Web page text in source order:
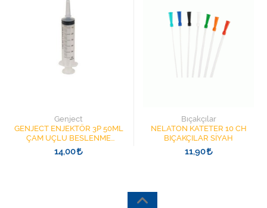
Genject
GENJECT ENJEKTÖR 3P 50ML
ÇAM UÇLU BESLENME
ŞIRINGASI 1852412 KATATER
UÇLU
14,00
Bıçakçılar
NELATON KATETER 10 CH
BIÇAKÇILAR SİYAH
11,90